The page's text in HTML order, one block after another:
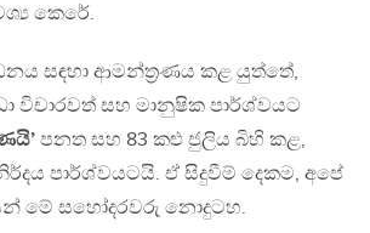
කෙරේ.
සඳහා ආමන්ත‍්‍රණය කළ යුත්තේ,
විචාරවත් සහ මානුෂික පාර්ශ්වයට
පනත සහ 83 කළු ජුලිය බිහි කළ,
පාර්ශ්වයටයි. ඒ සිදුවීම් දෙකම, අපේ
මේ සහෝදරවරු නොදුටහ.